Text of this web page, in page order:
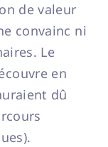
de valeur
convainc ni
Le
en
dû